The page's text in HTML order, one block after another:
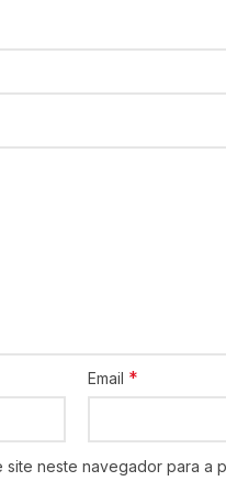
Email *
site neste navegador para a